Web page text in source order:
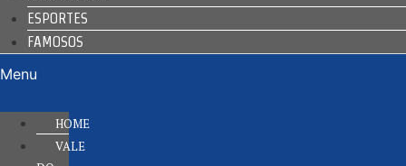
ESPORTES
FAMOSOS
Menu
HOME
VALE